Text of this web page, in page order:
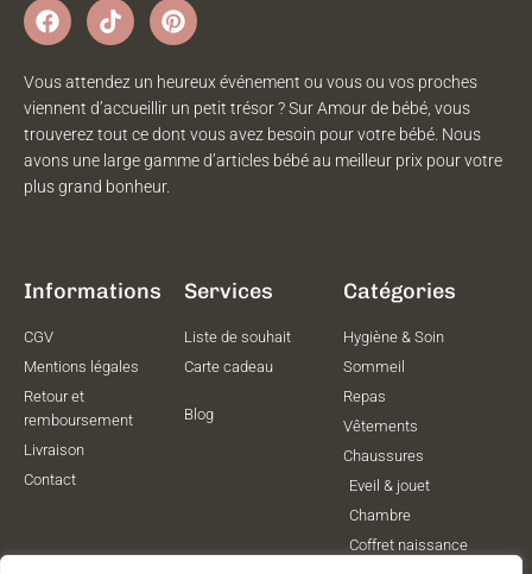
Vous attendez un heureux événement ou vous ou vos proches
viennent d’accueillir un petit trésor ? Sur Amour de bébé, vous
trouverez tout ce dont vous avez besoin pour votre bébé. Nous
avons une large gamme d’articles bébé au meilleur prix pour votre
plus grand bonheur.
Informations
CGV
Mentions légales
Retour et
remboursement
Livraison
Contact
Services
Liste de souhait
Carte cadeau
Blog
Catégories
Hygiène & Soin
Sommeil
Repas
Vêtements
Chaussures
Eveil & jouet
Chambre
Coffret naissance